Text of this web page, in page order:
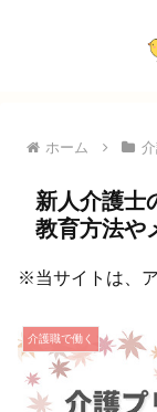
ホーム
新人介護士
教育方法や
※当サイトは、
介護職で働く